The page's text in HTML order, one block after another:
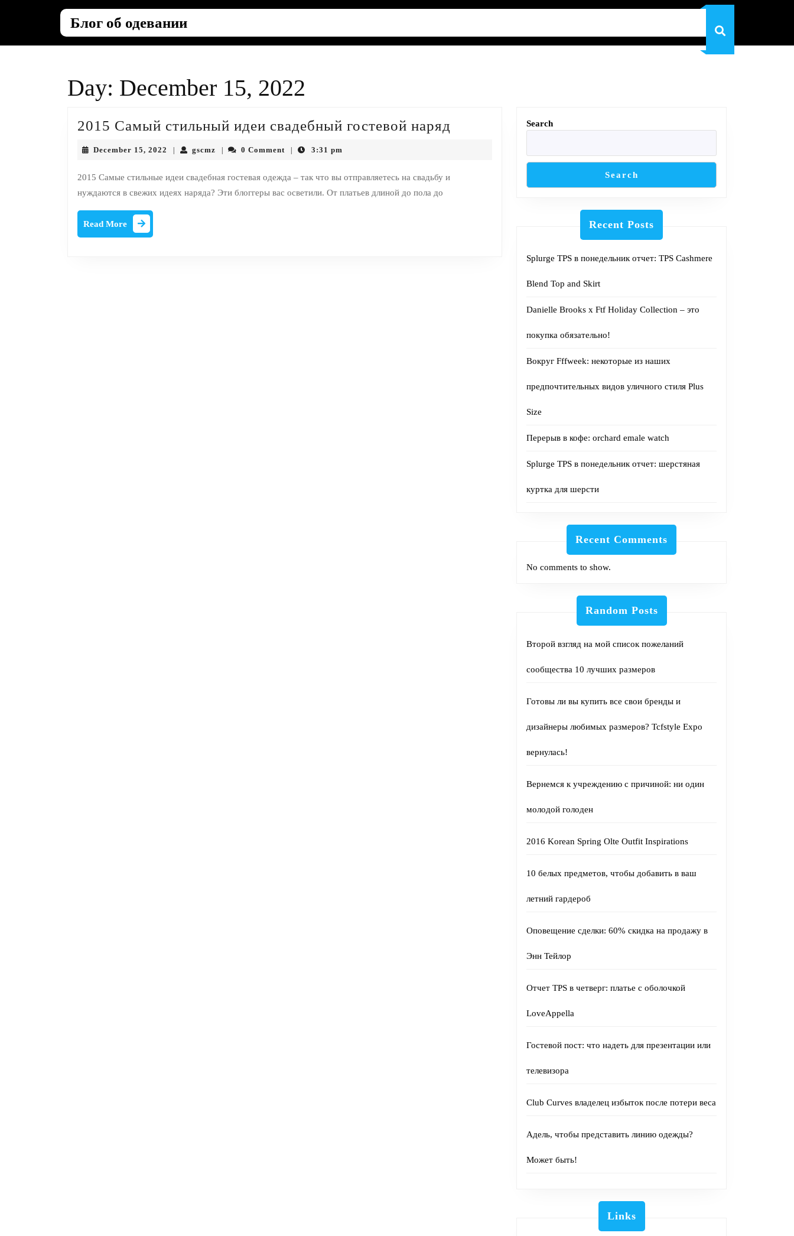
Блог об одевании
Day: December 15, 2022
2015 Самый стильный идеи свадебный гостевой наряд
December 15, 2022 December
gscmzgscmz 0 Comment 3:31 pm
2015 Самые стильные идеи свадебная гостевая одежда – так что вы отправляетесь на свадьбу и
нуждаются в свежих идеях наряда? Эти блоггеры вас осветили. От платьев длиной до пола до
Read More
More
Search
Search
Recent Posts
Splurge TPS в понедельник отчет: TPS Cashmere
Blend Top and Skirt
Danielle Brooks x Ftf Holiday Collection – это
покупка обязательно!
Вокруг Fffweek: некоторые из наших
предпочтительных видов уличного стиля Plus
Size
Перерыв в кофе: orchard emale watch
Splurge TPS в понедельник отчет: шерстяная
куртка для шерсти
Recent Comments
No comments to show.
Random Posts
Второй взгляд на мой список пожеланий
сообщества 10 лучших размеров
Готовы ли вы купить все свои бренды и
дизайнеры любимых размеров? Tcfstyle Expo
вернулась!
Вернемся к учреждению с причиной: ни один
молодой голоден
2016 Korean Spring Olte Outfit Inspirations
10 белых предметов, чтобы добавить в ваш
летний гардероб
Оповещение сделки: 60% скидка на продажу в
Энн Тейлор
Отчет TPS в четверг: платье с оболочкой
LoveAppella
Гостевой пост: что надеть для презентации или
телевизора
Club Curves владелец избыток после потери веса
Адель, чтобы представить линию одежды?
Может быть!
Links